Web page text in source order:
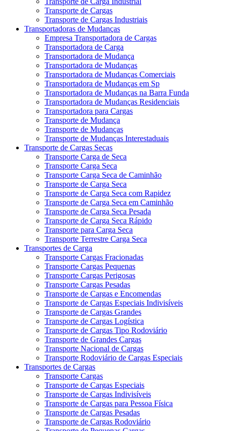
Transporte de Cargas
Transporte de Cargas Industriais
Transportadoras de Mudanças
Empresa Transportadora de Cargas
Transportadora de Carga
Transportadora de Mudança
Transportadora de Mudanças
Transportadora de Mudanças Comerciais
Transportadora de Mudanças em Sp
Transportadora de Mudanças na Barra Funda
Transportadora de Mudanças Residenciais
Transportadora para Cargas
Transporte de Mudança
Transporte de Mudanças
Transporte de Mudanças Interestaduais
Transporte de Cargas Secas
Transporte Carga de Seca
Transporte Carga Seca
Transporte Carga Seca de Caminhão
Transporte de Carga Seca
Transporte de Carga Seca com Rapidez
Transporte de Carga Seca em Caminhão
Transporte de Carga Seca Pesada
Transporte de Carga Seca Rápido
Transporte para Carga Seca
Transporte Terrestre Carga Seca
Transportes de Carga
Transporte Cargas Fracionadas
Transporte Cargas Pequenas
Transporte Cargas Perigosas
Transporte Cargas Pesadas
Transporte de Cargas e Encomendas
Transporte de Cargas Especiais Indivisíveis
Transporte de Cargas Grandes
Transporte de Cargas Logística
Transporte de Cargas Tipo Rodoviário
Transporte de Grandes Cargas
Transporte Nacional de Cargas
Transporte Rodoviário de Cargas Especiais
Transportes de Cargas
Transporte Cargas
Transporte de Cargas Especiais
Transporte de Cargas Indivisíveis
Transporte de Cargas para Pessoa Física
Transporte de Cargas Pesadas
Transporte de Cargas Rodoviário